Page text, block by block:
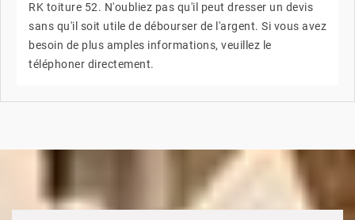
RK toiture 52. N'oubliez pas qu'il peut dresser un devis
sans qu'il soit utile de débourser de l'argent. Si vous avez
besoin de plus amples informations, veuillez le
téléphoner directement.